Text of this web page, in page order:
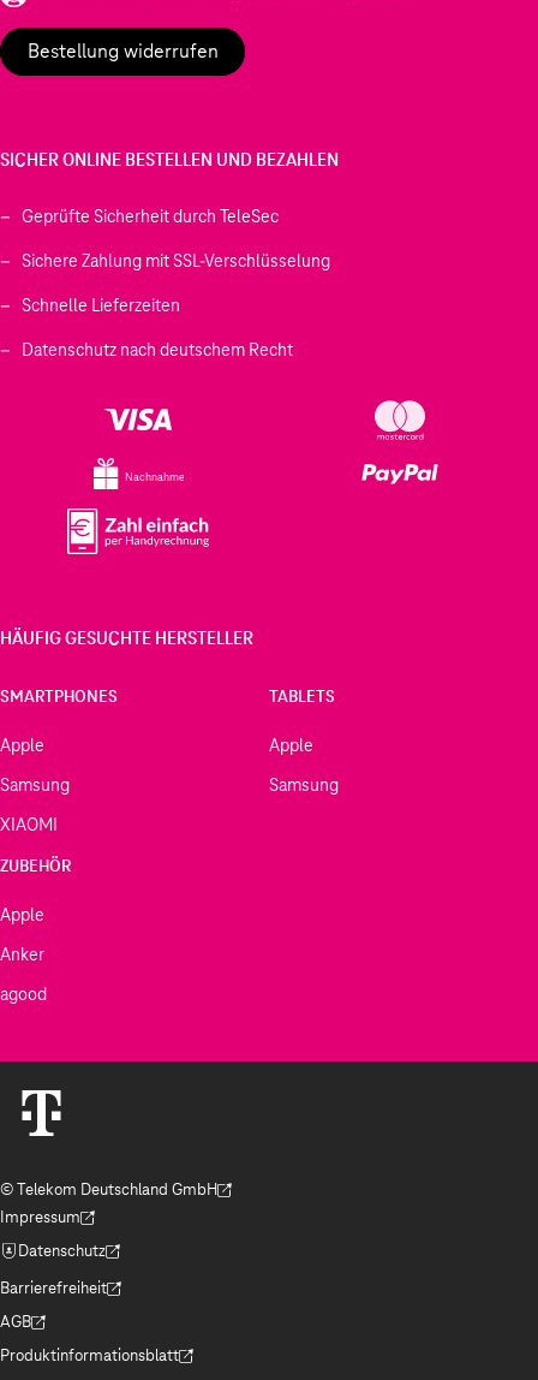
Bestellung widerrufen
SICHER ONLINE BESTELLEN UND BEZAHLEN
Geprüfte Sicherheit durch TeleSec
Sichere Zahlung mit SSL-Verschlüsselung
Schnelle Lieferzeiten
Datenschutz nach deutschem Recht
Nachnahme
HÄUFIG GESUCHTE HERSTELLER
SMARTPHONES
Apple
Samsung
XIAOMI
TABLETS
Apple
Samsung
ZUBEHÖR
Apple
Anker
agood
© Telekom Deutschland GmbH
(Der Link wird in einem neuen Tab geöffnet)
Impressum
(Der Link wird in einem neuen Tab geöffnet)
Datenschutz
(Der Link wird in einem neuen Tab geöffnet)
Barrierefreiheit
(Der Link wird in einem neuen Tab geöffnet)
AGB
(Der Link wird in einem neuen Tab geöffnet)
Produktinformationsblatt
(Der Link wird in einem neuen Tab geöffnet)